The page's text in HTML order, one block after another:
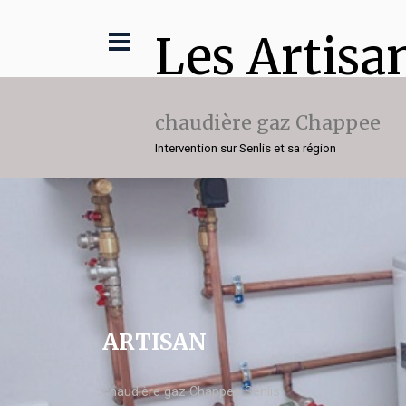
Les
chaudière gaz Chappee
Intervention sur Senlis et sa région
ARTISAN
chaudière gaz Chappee Senlis